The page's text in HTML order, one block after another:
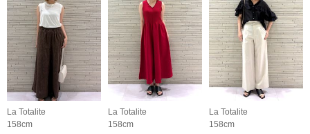
La Totalite
158cm
La Totalite
158cm
La Totalite
158cm